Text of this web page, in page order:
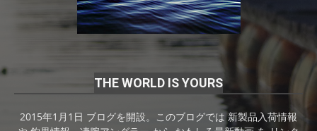
THE WORLD IS YOURS
2015年1月1日 ブログを開設。このブログでは 新製品入荷情報